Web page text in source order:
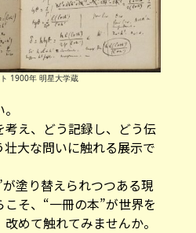
1900年 明星大学蔵
え、どう記録し、どう伝
大な問いに触れる展示で
塗り替えられつつある現
そ、“一冊の本”が世界を
めて触れてみませんか。